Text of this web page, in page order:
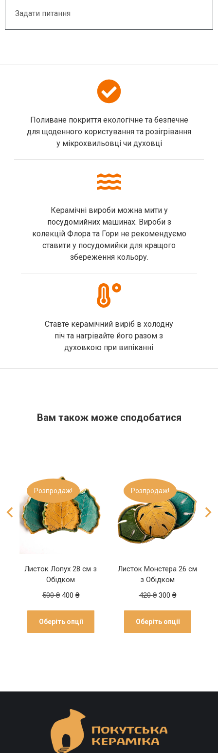
Задати питання
Поливане покриття екологічне та безпечне
для щоденного користування та розігрівання
у мікрохвильовці чи духовці
Керамічні вироби можна мити у
посудомийних машинах. Вироби з
колекцій Флора та Гори не рекомендуємо
ставити у посудомийки для кращого
збереження кольору.
Ставте керамічний виріб в холодну
піч та нагрівайте його разом з
духовкою при випіканні
Вам також може сподобатися​
Розпродаж!
Листок Лопух 28 см з
Обідком
500₴ 400 ₴
Оберіть опції
Розпродаж!
Листок Монстера 26 см
з Обідком
420₴ 300 ₴
Оберіть опції